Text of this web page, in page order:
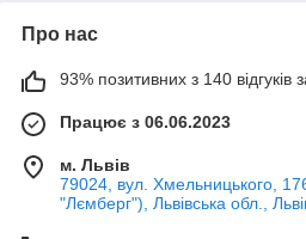
Про нас
93% позитивних з 140 відгуків
Працює з 06.06.2023
м. Львів
79024, вул. Хмельницького,
"Лємберг"), Львівська обл.,